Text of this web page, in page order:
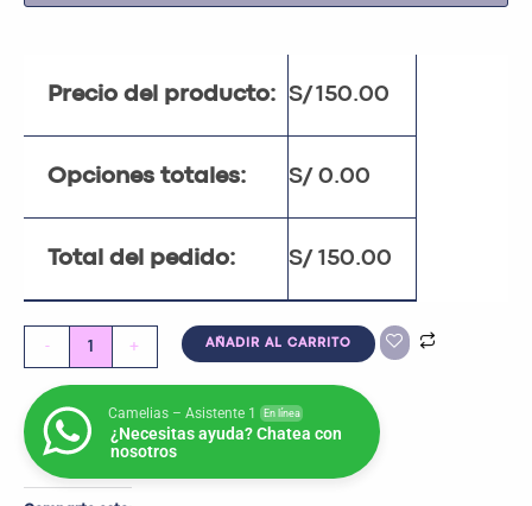
Precio del producto: S/150.00
Opciones totales: S/ 0.00
Total del pedido: S/ 150.00
- + AÑADIR AL CARRITO
Camelias – Asistente 1 En línea
¿Necesitas ayuda? Chatea con
nosotros